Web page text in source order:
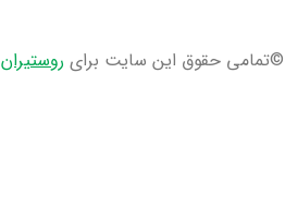
©تمامی حقوق این سایت برای روستیران